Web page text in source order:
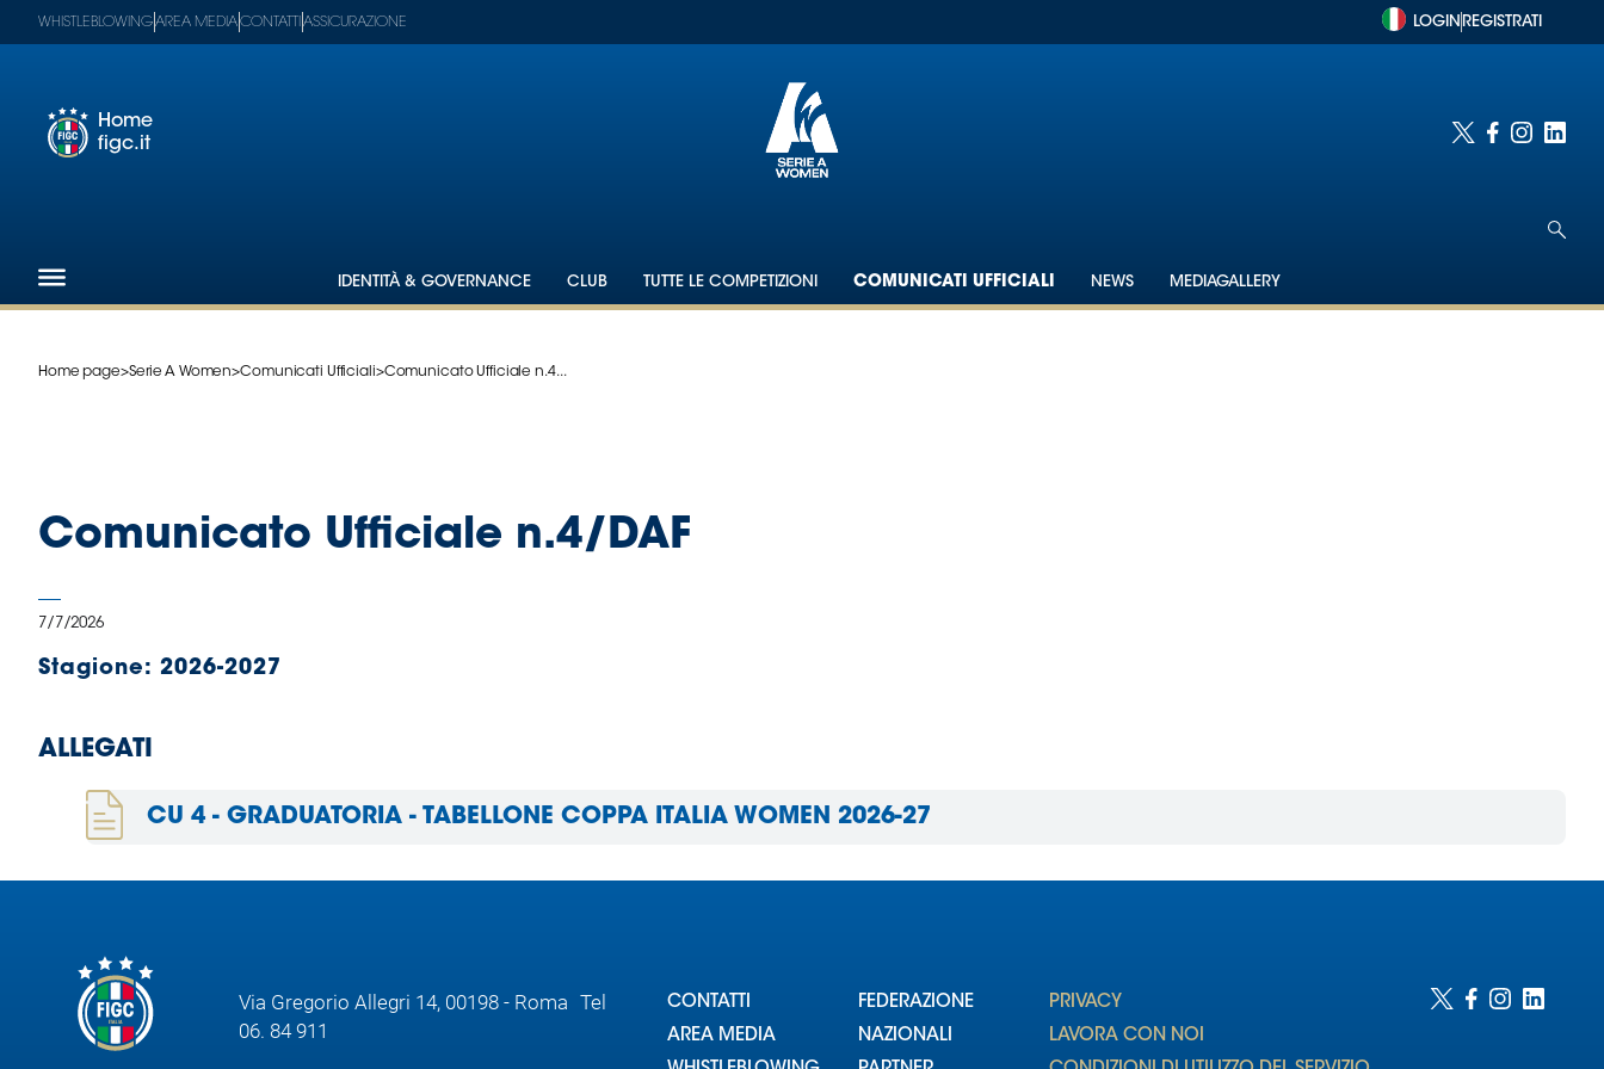
Nazionali
Serie
del
Calcio
partner
Assicurazione
Whistleblowing
WHISTLEBLOWINGAREA MEDIACONTATTI ASSICURAZIONE LOGIN REGISTRATI
Home
figc.it
IDENTITÀ & GOVERNANCE CLUB TUTTE LE COMPETIZIONI COMUNICATI UFFICIALI NEWS MEDIAGALLERY
Home page>Serie A Women>Comunicati Ufficiali>Comunicato Ufficiale n.4...
Comunicato Ufficiale n.4/DAF
7/7/2026
Stagione: 2026-2027
ALLEGATI
CU 4 - GRADUATORIA - TABELLONE COPPA ITALIA WOMEN 2026-27
Via Gregorio Allegri 14, 00198 - Roma Tel
06. 84 911
CONTATTI
AREA MEDIA
FEDERAZIONE
NAZIONALI
PRIVACY
LAVORA CON NOI